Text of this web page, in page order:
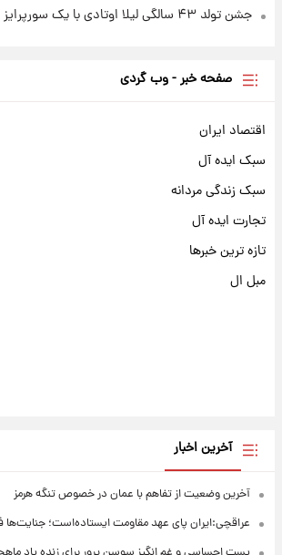
جشن تولد ۴۳ سالگی لیلا اوتادی با یک سورپرایز ویژه + فیلم
صفحه خبر - وب گردی
اقتصاد ایران
سبک ایده آل
سبک زندگی مردانه
تجارت ایده آل
تازه ترین خبرها
مبل ال
آخرین اخبار
آخرین وضعیت از تفاهم با عمان در خصوص تنگه هرمز
عراقچی:ایران پای عهد مقاومت ایستاده‌است؛ جنایت‌ها